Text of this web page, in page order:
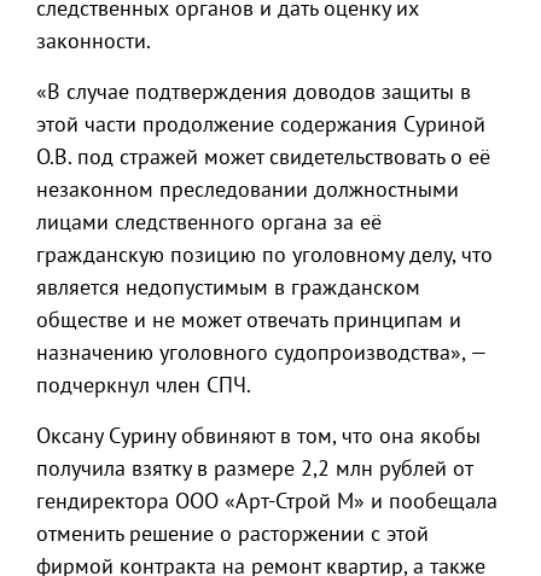
следственных органов и дать оценку их
законности.
«В случае подтверждения доводов защиты в
этой части продолжение содержания Суриной
О.В. под стражей может свидетельствовать о её
незаконном преследовании должностными
лицами следственного органа за её
гражданскую позицию по уголовному делу, что
является недопустимым в гражданском
обществе и не может отвечать принципам и
назначению уголовного судопроизводства», —
подчеркнул член СПЧ.
Оксану Сурину обвиняют в том, что она якобы
получила взятку в размере 2,2 млн рублей от
гендиректора ООО «Арт-Строй М» и пообещала
отменить решение о расторжении с этой
фирмой контракта на ремонт квартир, а также